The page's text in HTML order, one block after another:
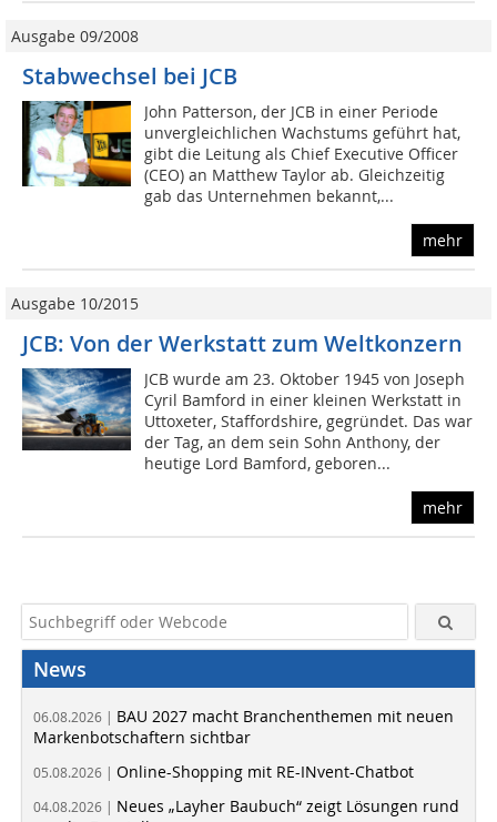
Ausgabe 09/2008
Stabwechsel bei JCB
John Patterson, der JCB in einer Periode
unvergleichlichen Wachstums geführt hat,
gibt die Leitung als Chief Executive Officer
(CEO) an Matthew Taylor ab. Gleichzeitig
gab das Unternehmen bekannt,...
mehr
Ausgabe 10/2015
JCB: Von der Werkstatt zum Weltkonzern
JCB wurde am 23. Oktober 1945 von Joseph
Cyril Bamford in einer kleinen Werkstatt in
Uttoxeter, Staffordshire, gegründet. Das war
der Tag, an dem sein Sohn Anthony, der
heutige Lord Bamford, geboren...
mehr
News
06.08.2026 | BAU 2027 macht Branchenthemen mit neuen
Markenbotschaftern sichtbar
05.08.2026 | Online-Shopping mit RE-INvent-Chatbot
04.08.2026 | Neues „Layher Baubuch“ zeigt Lösungen rund